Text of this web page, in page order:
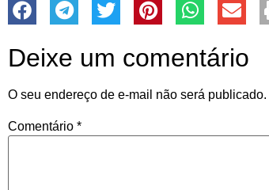
Deixe um comentário
O seu endereço de e-mail não será publicado.
Comentário *